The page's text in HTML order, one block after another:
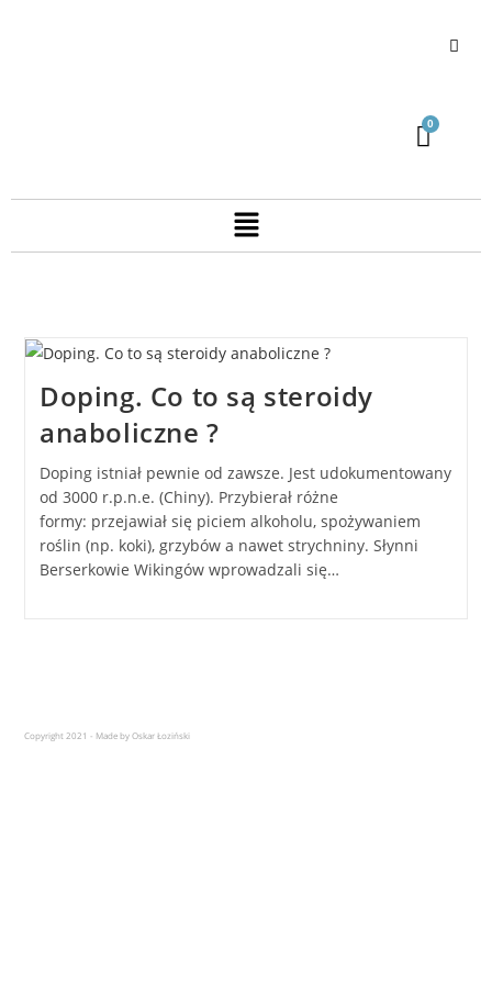
Doping. Co to są steroidy
anaboliczne ?
Doping istniał pewnie od zawsze. Jest udokumentowany
od 3000 r.p.n.e. (Chiny). Przybierał różne
formy: przejawiał się piciem alkoholu, spożywaniem
roślin (np. koki), grzybów a nawet strychniny. Słynni
Berserkowie Wikingów wprowadzali się…
Copyright 2021 - Made by Oskar Łoziński